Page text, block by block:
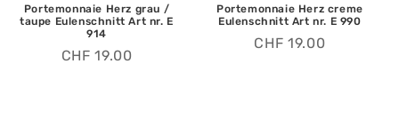
Portemonnaie Herz grau /
taupe Eulenschnitt Art nr. E
914
CHF 19.00
Portemonnaie Herz creme
Eulenschnitt Art nr. E 990
CHF 19.00